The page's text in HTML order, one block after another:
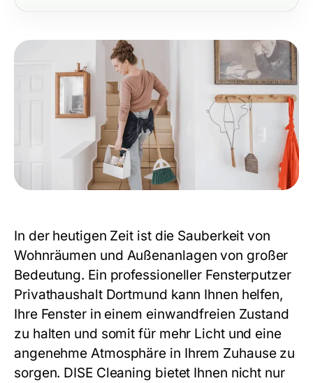
In der heutigen Zeit ist die Sauberkeit von
Wohnräumen und Außenanlagen von großer
Bedeutung. Ein professioneller Fensterputzer
Privathaushalt Dortmund kann Ihnen helfen,
Ihre Fenster in einem einwandfreien Zustand
zu halten und somit für mehr Licht und eine
angenehme Atmosphäre in Ihrem Zuhause zu
sorgen. DISE Cleaning bietet Ihnen nicht nur